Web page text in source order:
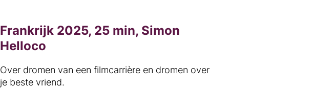
Frankrijk 2025, 25 min, Simon
Helloco
Over dromen van een filmcarrière en dromen over
je beste vriend.